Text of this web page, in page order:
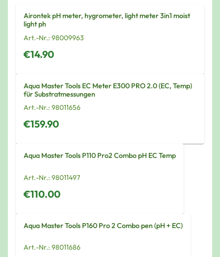
Airontek pH meter, hygrometer, light meter 3in1 moist
light ph
Art.-Nr.: 98009963
€14.90
Aqua Master Tools EC Meter E300 PRO 2.0 (EC, Temp)
für Substratmessungen
Art.-Nr.: 98011656
€159.90
Aqua Master Tools P110 Pro2 Combo pH EC Temp
Art.-Nr.: 98011497
€110.00
Aqua Master Tools P160 Pro 2 Combo pen (pH + EC)
Art.-Nr.: 98011686